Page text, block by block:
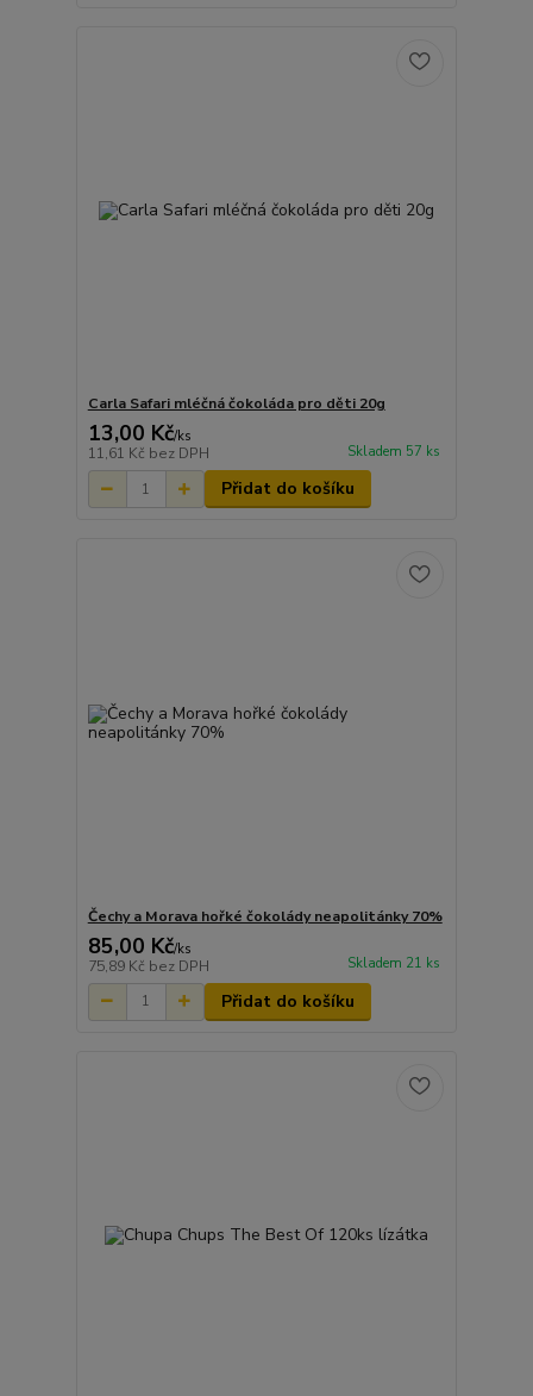
Carla Safari mléčná čokoláda pro děti 20g
13,00 Kč/ks
11,61 Kč bez DPH Skladem 57 ks
Přidat do košíku
Čechy a Morava hořké čokolády neapolitánky 70%
85,00 Kč/ks
75,89 Kč bez DPH Skladem 21 ks
Přidat do košíku